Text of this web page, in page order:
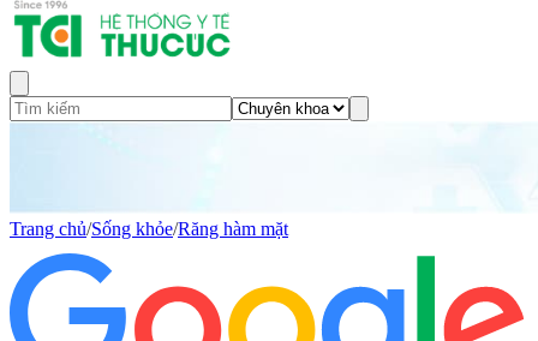
Trang chủ/Sống khỏe/Răng hàm mặt